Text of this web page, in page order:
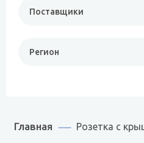
Поставщики
Регион
Главная Розетка с